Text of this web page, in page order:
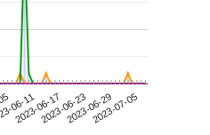
06-11
2023-06-172023-06-232023-06-292023-07-05